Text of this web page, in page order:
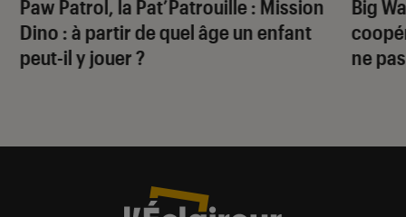
Paw Patrol, la Pat’Patrouille : Mission
Dino : à partir de quel âge un enfant
peut-il y jouer ?
Big
ne